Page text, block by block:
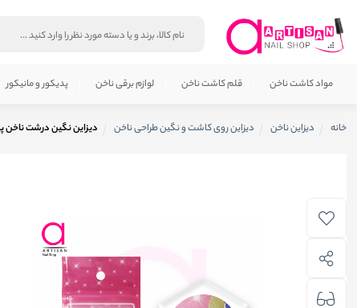
مواد کاشت ناخن قلم کاشت ناخن لوازم برقی ناخن پدیکور و مانیکور
خانه دیزاین ناخن دیزاین روی کاشت و نگین طراحی ناخن دیزاین نگین درشت ناخن